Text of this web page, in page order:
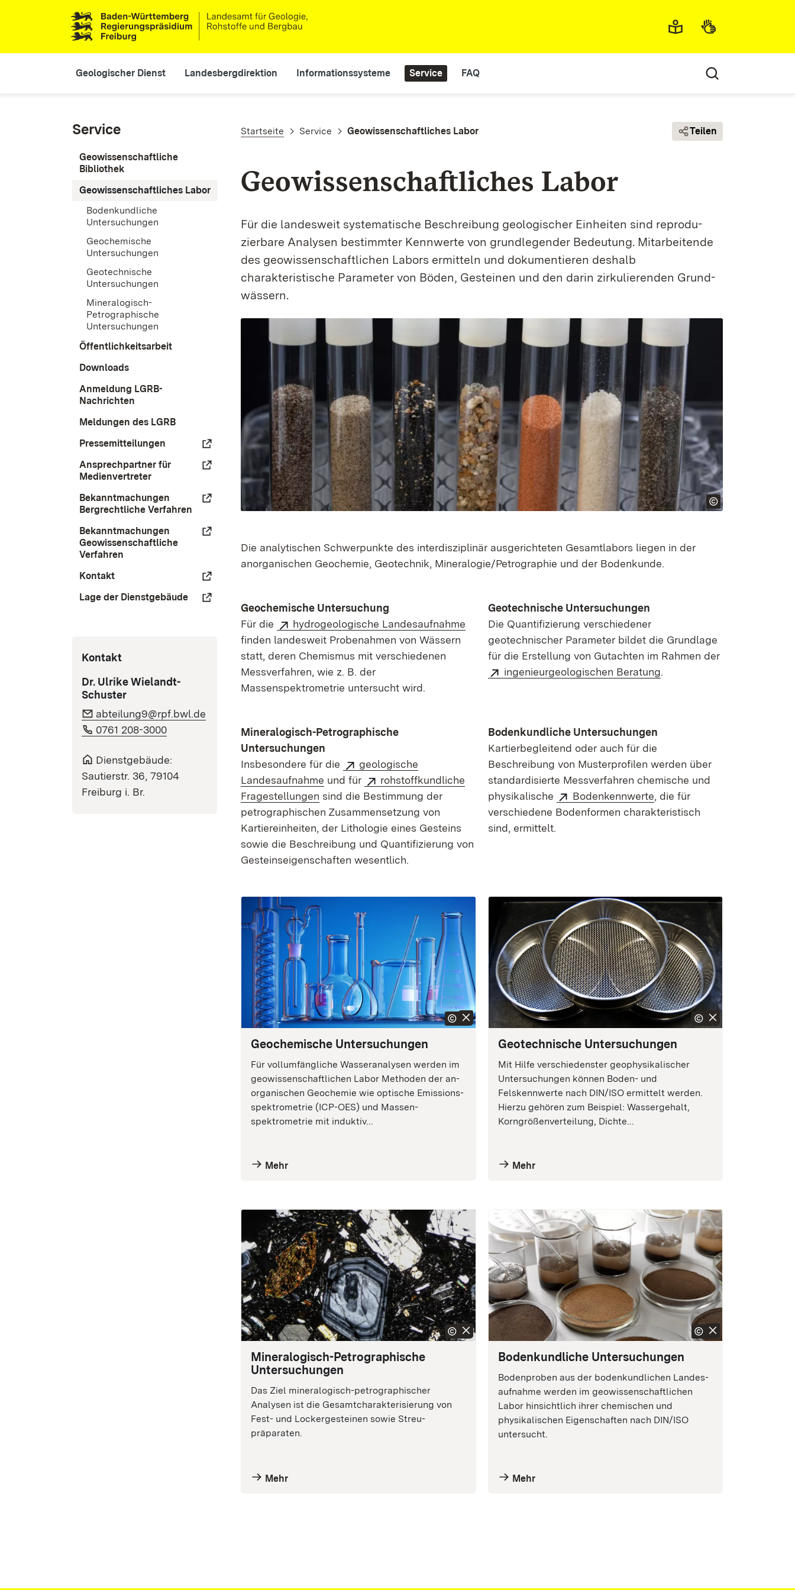
Metamenü
Main navigation
Geologischer Dienst Landesbergdirektion Informationssysteme Service FAQ
Service
Geowissenschaftliche
Bibliothek
Geowissenschaftliches Labor
Bodenkundliche
Untersuchungen
Geochemische
Untersuchungen
Geotechnische
Untersuchungen
Mineralogisch-
Petrographische
Untersuchungen
Öffentlichkeitsarbeit
Downloads
Anmeldung LGRB-
Nachrichten
Meldungen des LGRB
Pressemitteilungen
Ansprechpartner für
Medienvertreter
Bekanntmachungen
Bergrechtliche Verfahren
Bekanntmachungen
Geowissenschaftliche
Verfahren
Kontakt
Lage der Dienstgebäude
Kontakt
Dr. Ulrike Wielandt-
Schuster
abteilung9@rpf.bwl.de
0761 208-3000
Dienstgebäude:
Sautierstr. 36, 79104
Freiburg i. Br.
Pfadnavigation
Startseite Service Geowissenschaftliches Labor Teilen
Geowissenschaftliches Labor
Für die landesweit systematische Beschreibung geologischer Einheiten sind reprodu­
zierbare Analysen bestimmter Kennwerte von grundlegender Bedeutung. Mitarbeitende
des geo­wissen­schaft­lichen Labors ermitteln und dokumentieren deshalb
charakteristische Parameter von Böden, Gesteinen und den darin zirkulierenden Grund­­
wässern.
Die analytischen Schwerpunkte des interdisziplinär ausgerichteten Gesamtlabors liegen in der
anorganischen Geochemie, Geotechnik, Mineralogie/Petrographie und der Bodenkunde.
Geochemische Untersuchung
Für die
hydrogeologische Landesaufnahme
finden landesweit Probenahmen von Wässern
statt, deren Chemismus mit verschiedenen
Messverfahren, wie z. B. der
Massenspektrometrie untersucht wird.
Geotechnische Untersuchungen
Die Quantifizierung verschiedener
geotechnischer Parameter bildet die Grundlage
für die Erstellung von Gutachten im Rahmen der
ingenieurgeologischen Beratung.
Mineralogisch-Petrographische
Untersuchungen
Insbesondere für die
geologische
Landesaufnahme und für
rohstoffkundliche
Fragestellungen sind die Bestimmung der
petrographischen Zusammensetzung von
Kartiereinheiten, der Lithologie eines Gesteins
sowie die Beschreibung und Quantifizierung von
Gesteins­eigen­schaften wesentlich.
Bodenkundliche Untersuchungen
Kartierbegleitend oder auch für die
Beschreibung von Musterprofilen werden über
standardisierte Messverfahren chemische und
physikalische
Bodenkennwerte, die für
verschiedene Bodenformen charakteristisch
sind, ermittelt.
Geochemische Untersuchungen
Für vollumfängliche Wasseranalysen werden im
geo­wissenschaft­lichen Labor Methoden der an­
organischen Geochemie wie optische Emissions­­
spektrometrie (ICP-OES) und Massen­­
spektrometrie mit induktiv...
Mehr
Geotechnische Untersuchungen
Mit Hilfe verschiedenster geophysikalischer
Unter­suchungen können Boden- und
Felskennwerte nach DIN/ISO ermittelt werden.
Hierzu gehören zum Beispiel: Wassergehalt,
Korngrößen­verteilung, Dichte...
Mehr
Mineralogisch-Petrographische
Untersuchungen
Das Ziel mineralogisch-petrographischer
Analysen ist die Gesamt­charakterisierung von
Fest- und Locker­gesteinen sowie Streu­
präparaten.
Mehr
Bodenkundliche Untersuchungen
Bodenproben aus der bodenkundlichen Landes­
aufnahme werden im geowissenschaftlichen
Labor hinsichtlich ihrer chemischen und
physikalischen Eigenschaften nach DIN/ISO
untersucht.
Mehr